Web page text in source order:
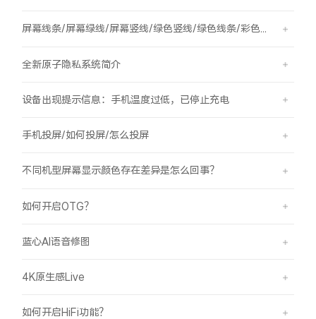
屏幕线条/屏幕绿线/屏幕竖线/绿色竖线/绿色线条/彩色竖线
全新原子隐私系统简介
设备出现提示信息：手机温度过低，已停止充电
手机投屏/如何投屏/怎么投屏
不同机型屏幕显示颜色存在差异是怎么回事？
如何开启OTG？
蓝心AI语音修图
4K原生感Live
如何开启HiFi功能？